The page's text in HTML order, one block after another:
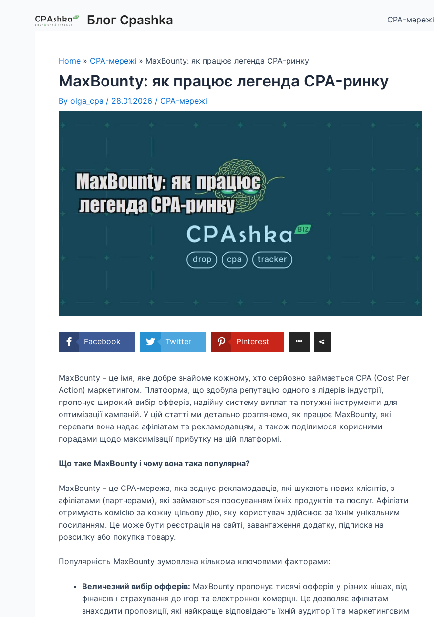
Блог Cpashka CPA-мережі
Home CPA-мережі MaxBounty: як працює легенда CPA-ринку
MaxBounty: як працює легенда CPA-ринку
By olga_cpa / 28.01.2026 / CPA-мережі
Facebook Twitter Pinterest
MaxBounty – це імя, яке добре знайоме кожному, хто серйозно займається CPA (Cost Per
Action) маркетингом. Платформа, що здобула репутацію одного з лідерів індустрії,
пропонує широкий вибір офферів, надійну систему виплат та потужні інструменти для
оптимізації кампаній. У цій статті ми детально розглянемо, як працює MaxBounty, які
переваги вона надає афіліатам та рекламодавцям, а також поділимося корисними
порадами щодо максимізації прибутку на цій платформі.
Що таке MaxBounty і чому вона така популярна?
MaxBounty – це CPA-мережа, яка зєднує рекламодавців, які шукають нових клієнтів, з
афіліатами (партнерами), які займаються просуванням їхніх продуктів та послуг. Афіліати
отримують комісію за кожну цільову дію, яку користувач здійснює за їхнім унікальним
посиланням. Це може бути реєстрація на сайті, завантаження додатку, підписка на
розсилку або покупка товару.
Популярність MaxBounty зумовлена кількома ключовими факторами:
Величезний вибір офферів: MaxBounty пропонує тисячі офферів у різних нішах, від
фінансів і страхування до ігор та електронної комерції. Це дозволяє афіліатам
знаходити пропозиції, які найкраще відповідають їхній аудиторії та маркетинговим